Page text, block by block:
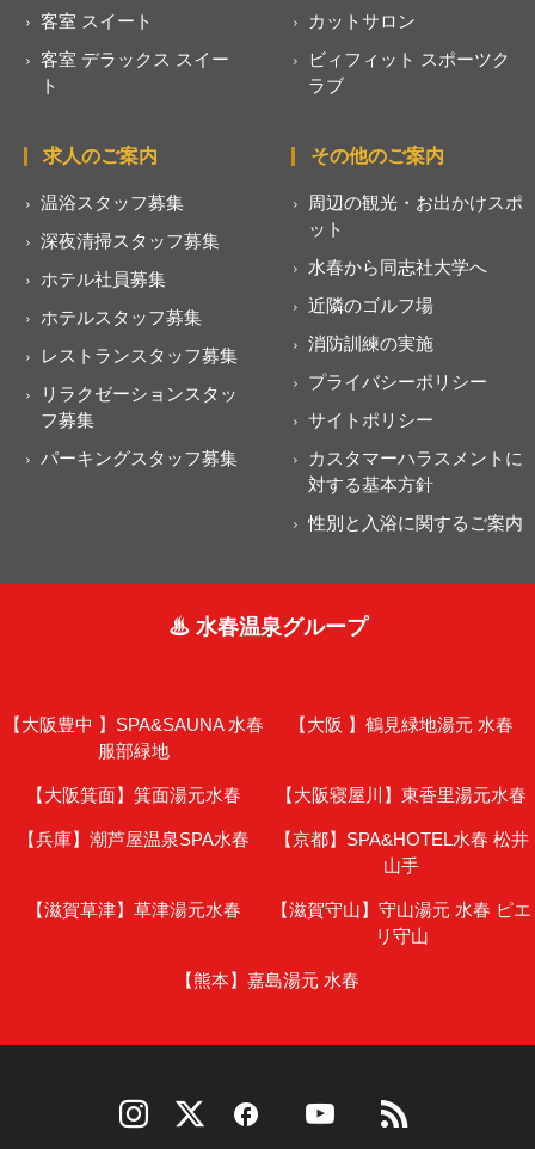
客室 スイート
客室 デラックス スイー
ト
カットサロン
ビィフィット スポーツク
ラブ
求人のご案内
温浴スタッフ募集
深夜清掃スタッフ募集
ホテル社員募集
ホテルスタッフ募集
レストランスタッフ募集
リラクゼーションスタッ
フ募集
パーキングスタッフ募集
その他のご案内
周辺の観光・お出かけスポ
ット
水春から同志社大学へ
近隣のゴルフ場
消防訓練の実施
プライバシーポリシー
サイトポリシー
カスタマーハラスメントに
対する基本方針
性別と入浴に関するご案内
♨ 水春温泉グループ
【大阪豊中 】 SPA&SAUNA 水春
服部緑地
【大阪 】 鶴見緑地湯元 水春
【大阪箕面】 箕面湯元水春 【大阪寝屋川】 東香里湯元水春
【兵庫】 潮芦屋温泉SPA水春 【京都】 SPA&HOTEL水春 松井
山手
【滋賀草津】 草津湯元水春 【滋賀守山】 守山湯元 水春 ピエ
リ守山
【熊本】 嘉島湯元 水春